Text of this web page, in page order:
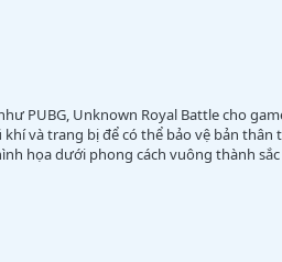
PUBG, Unknown Royal Battle cho
và trang bị để có thể bảo vệ bản
họa dưới phong cách vuông thành